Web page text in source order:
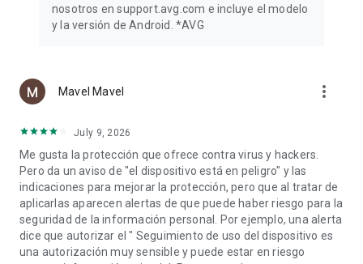
¡Descargue ya un antivirus gratis!
nosotros en support.avg.com e incluye el modelo
y la versión de Android. *AVG
Mavel Mavel more_vert
July 9, 2026
Me gusta la protección que ofrece contra virus y hackers.
Pero da un aviso de "el dispositivo está en peligro" y las
indicaciones para mejorar la protección, pero que al tratar de
aplicarlas aparecen alertas de que puede haber riesgo para la
seguridad de la información personal. Por ejemplo, una alerta
dice que autorizar el " Seguimiento de uso del dispositivo es
una autorización muy sensible y puede estar en riesgo